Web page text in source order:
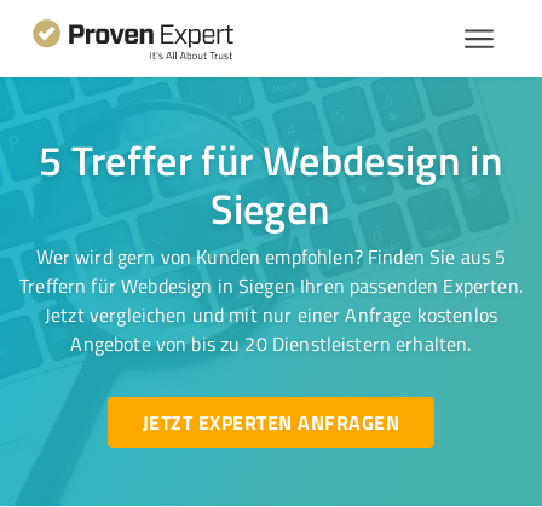
5 Treffer für Webdesign in
Siegen
Wer wird gern von Kunden empfohlen? Finden Sie aus 5
Treffern für Webdesign in Siegen Ihren passenden Experten.
Jetzt vergleichen und mit nur einer Anfrage kostenlos
Angebote von bis zu 20 Dienstleistern erhalten.
JETZT EXPERTEN ANFRAGEN